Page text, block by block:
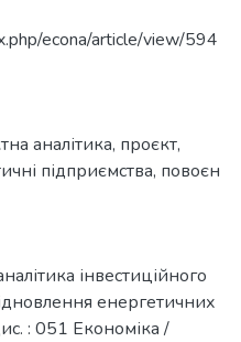
econa/article/view/594
аналітика, проєкт,
підприємства, повоєн
інвестиційного
енергетичних
: 051 Економіка /